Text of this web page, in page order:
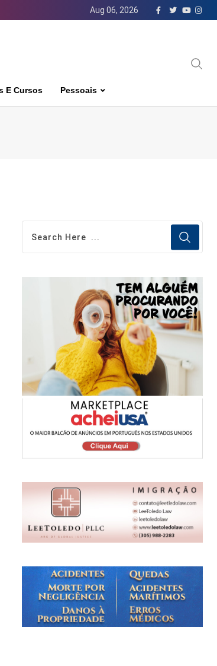
Aug 06, 2026
E Cursos Pessoais